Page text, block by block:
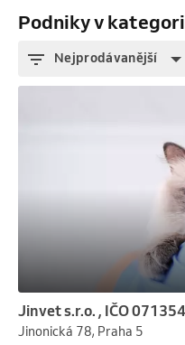
Podniky v
Nejprodávanější
Jinvet s.r.o. , IČO
Jinonická 78, Praha 5